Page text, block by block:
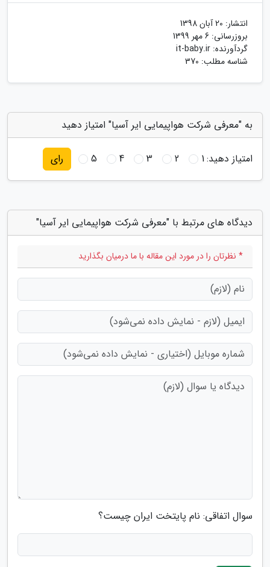
انتشار: 20 آبان 1398
بروزرسانی: 6 مهر 1399
گردآورنده: it-baby.ir
شناسه مطلب: 370
به "معرفی شرکت هواپیمایی ایر آسیا" امتیاز دهید
امتیاز دهید:1
2
3
4
5 رای
دیدگاه های مرتبط با "معرفی شرکت هواپیمایی ایر آسیا"
* نظرتان را در مورد این مقاله با ما درمیان بگذارید
سوال اتفاقی: نام پایتخت ایران چیست؟